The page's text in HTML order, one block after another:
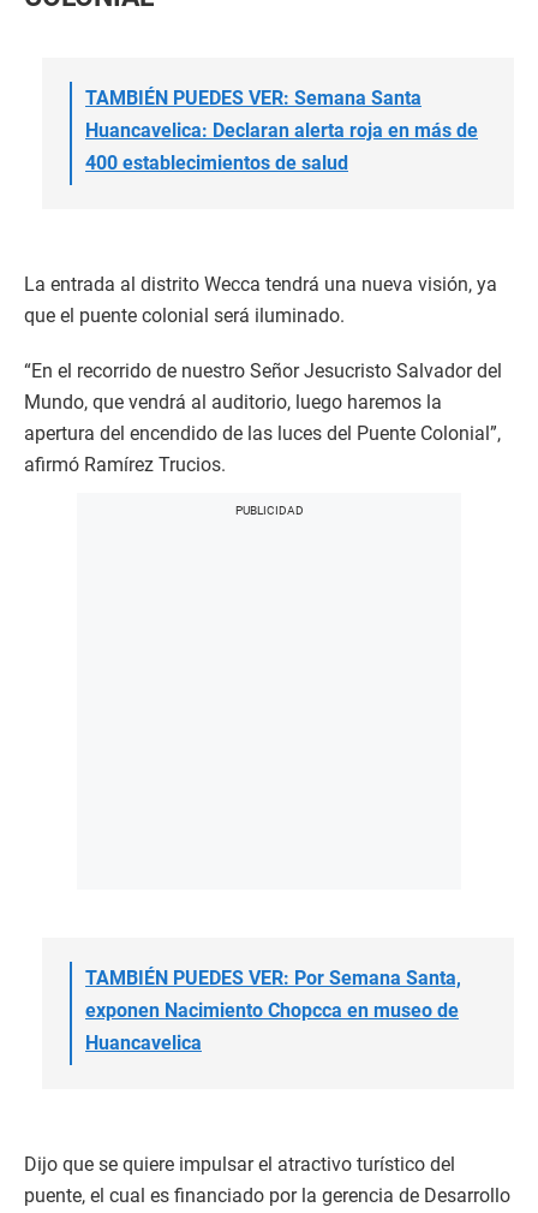
TAMBIÉN PUEDES VER: Semana Santa
Huancavelica: Declaran alerta roja en más de
400 establecimientos de salud
La entrada al distrito Wecca tendrá una nueva visión, ya
que el puente colonial será iluminado.
“En el recorrido de nuestro Señor Jesucristo Salvador del
Mundo, que vendrá al auditorio, luego haremos la
apertura del encendido de las luces del Puente Colonial”,
afirmó Ramírez Trucios.
TAMBIÉN PUEDES VER: Por Semana Santa,
exponen Nacimiento Chopcca en museo de
Huancavelica
Dijo que se quiere impulsar el atractivo turístico del
puente, el cual es financiado por la gerencia de Desarrollo